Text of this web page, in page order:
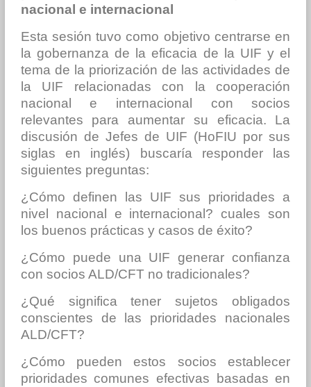
nacional e internacional
Esta sesión tuvo como objetivo centrarse en
la gobernanza de la eficacia de la UIF y el
tema de la priorización de las actividades de
la UIF relacionadas con la cooperación
nacional e internacional con socios
relevantes para aumentar su eficacia. La
discusión de Jefes de UIF (HoFIU por sus
siglas en inglés) buscaría responder las
siguientes preguntas:
¿Cómo definen las UIF sus prioridades a
nivel nacional e internacional? cuales son
los buenos prácticas y casos de éxito?
¿Cómo puede una UIF generar confianza
con socios ALD/CFT no tradicionales?
¿Qué significa tener sujetos obligados
conscientes de las prioridades nacionales
ALD/CFT?
¿Cómo pueden estos socios establecer
prioridades comunes efectivas basadas en